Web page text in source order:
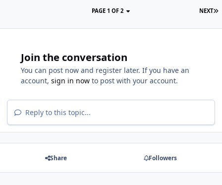
NEXT
PAGE 1 OF 2
Join the conversation
You can post now and register later. If you have an
account, sign in now to post with your account.
Reply to this topic...
Share Followers